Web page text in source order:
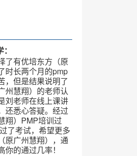
了有优培东方（原
时长两个月的pmp
，但是结果说明了
州慧翔）的老师认
刘老师在线上课讲
还悉心答疑。经过
翔）PMP培训过
了考试，希望更多
原广州慧翔），通
的通过几率！